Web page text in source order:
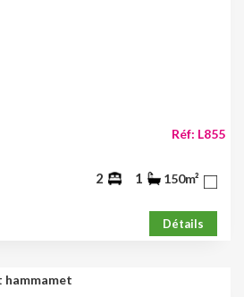
Réf: L855
2 1 150m²
Détails